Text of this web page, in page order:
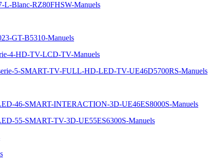
L-Blanc-RZ80FHSW-Manuels
GT-B5310-Manuels
4-HD-TV-LCD-TV-Manuels
5-SMART-TV-FULL-HD-LED-TV-UE46D5700RS-Manuels
46-SMART-INTERACTION-3D-UE46ES8000S-Manuels
55-SMART-TV-3D-UE55ES6300S-Manuels